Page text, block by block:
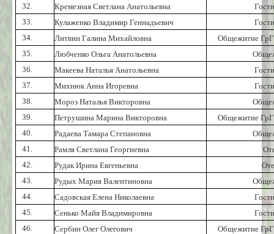
32.
Кремезная Светлана Анатольевна
33.
Кулаженко Владимир Геннадьевич
34.
Литвин Галина Михайловна
Общежитие
35.
Любченко Ольга Анатольевна
36.
Макеева Наталья Анатольевна
37.
Михнюк Анна Игоревна
38.
Мороз Наталья Викторовна
39.
Петрушина Марина Викторовна
Общежитие
40.
Радаева Тамара Степановна
41.
Рамля Светлана Георгиевна
42.
Рудак Ирина Евгеньевна
43.
Рудых Мария Валентиновна
44.
Садовская Елена Николаевна
45.
Сенько Майя Владимировна
46.
Сербин Олег Олегович
Общежитие